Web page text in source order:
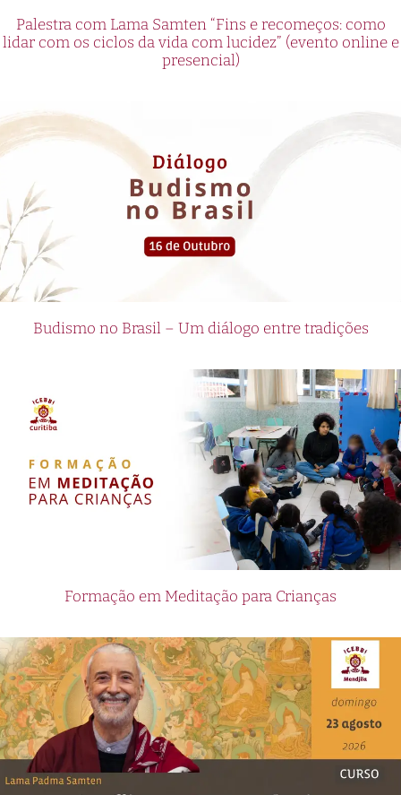
Palestra com Lama Samten “Fins e recomeços: como
lidar com os ciclos da vida com lucidez” (evento online e
presencial)
Budismo no Brasil – Um diálogo entre tradições
Formação em Meditação para Crianças